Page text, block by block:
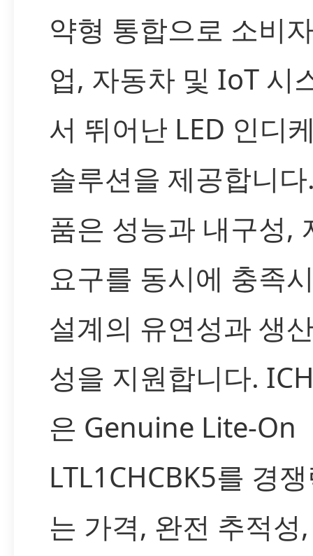
약형 통합으로 소비
업, 자동차 및 IoT 시
서 뛰어난 LED 인디
솔루션을 제공합니
품은 성능과 내구성,
요구를 동시에 충족
설계의 유연성과 생
성을 지원합니다.
은 Genuine Lite-On
LTL1CHCBK5를 경
는 가격, 완전 추적성